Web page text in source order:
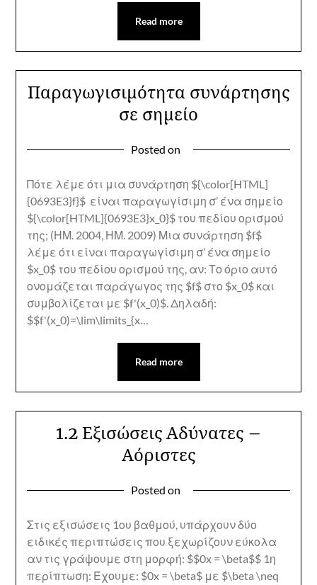
Read more
Παραγωγισιμότητα συνάρτησης
σε σημείο
Posted on
Πότε λέμε ότι μια συνάρτηση ${\color[HTML]
{0693E3}f}$ είναι παραγωγίσιμη σ’ ένα σημείο
${\color[HTML]{0693E3}x_0}$ του πεδίου ορισμού
της; (ΗΜ. 2004, ΗΜ. 2009) Μια συνάρτηση $f$
λέμε ότι είναι παραγωγίσιμη σ’ ένα σημείο
$x_0$ του πεδίου ορισμού της, αν: Το όριο αυτό
ονομάζεται παράγωγος της $f$ στο $x_0$ και
συμβολίζεται με $f'(x_0)$. Δηλαδή:
$$f'(x_0)=\lim\limits_{x…
Read more
1.2 Εξισώσεις Αδύνατες –
Αόριστες
Posted on
Στις εξισώσεις 1ου βαθμού, υπάρχουν δύο
ειδικές περιπτώσεις που ξεχωρίζουν εύκολα
αν τις γράψουμε στη μορφή: $$0x = \beta$$ 1η
περίπτωση: Έχουμε: $0x = \beta$ με $\beta \neq